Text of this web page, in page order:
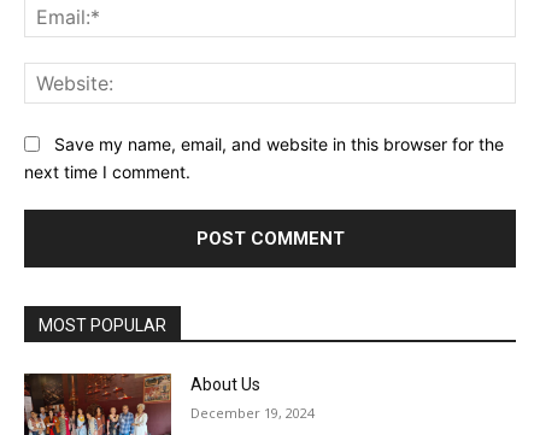
Save my name, email, and website in this browser for the
next time I comment.
MOST POPULAR
About Us
December 19, 2024